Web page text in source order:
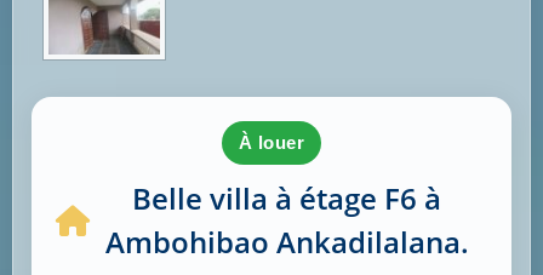
à louer
Belle villa à étage F6 à
Ambohibao Ankadilalana.